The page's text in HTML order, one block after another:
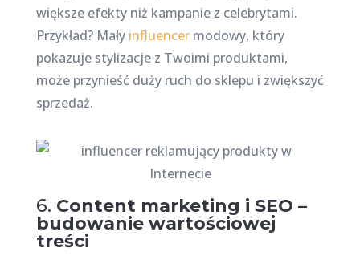
większe efekty niż kampanie z celebrytami.
Przykład? Mały influencermodowy, który
pokazuje stylizacje z Twoimi produktami,
może przynieść duży ruch do sklepu i zwiększyć
sprzedaż.
6. Content marketing i SEO –
budowanie wartościowej
treści